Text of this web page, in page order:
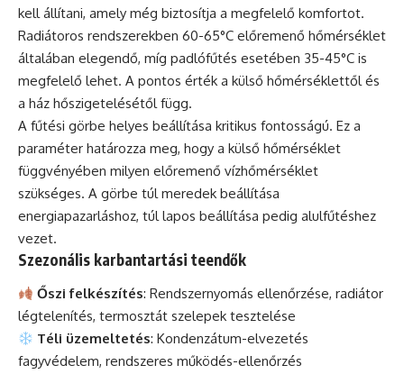
kell állítani, amely még biztosítja a megfelelő komfortot.
Radiátoros rendszerekben 60-65°C előremenő hőmérséklet
általában elegendő, míg padlófűtés esetében 35-45°C is
megfelelő lehet. A pontos érték a külső hőmérséklettől és
a ház hőszigetelésétől függ.
A fűtési görbe helyes beállítása kritikus fontosságú. Ez a
paraméter határozza meg, hogy a külső hőmérséklet
függvényében milyen előremenő vízhőmérséklet
szükséges. A görbe túl meredek beállítása
energiapazarláshoz, túl lapos beállítása pedig alulfűtéshez
vezet.
Szezonális karbantartási teendők
Őszi felkészítés: Rendszernyomás ellenőrzése, radiátor
légtelenítés, termosztát szelepek tesztelése
Téli üzemeltetés: Kondenzátum-elvezetés
fagyvédelem, rendszeres működés-ellenőrzés